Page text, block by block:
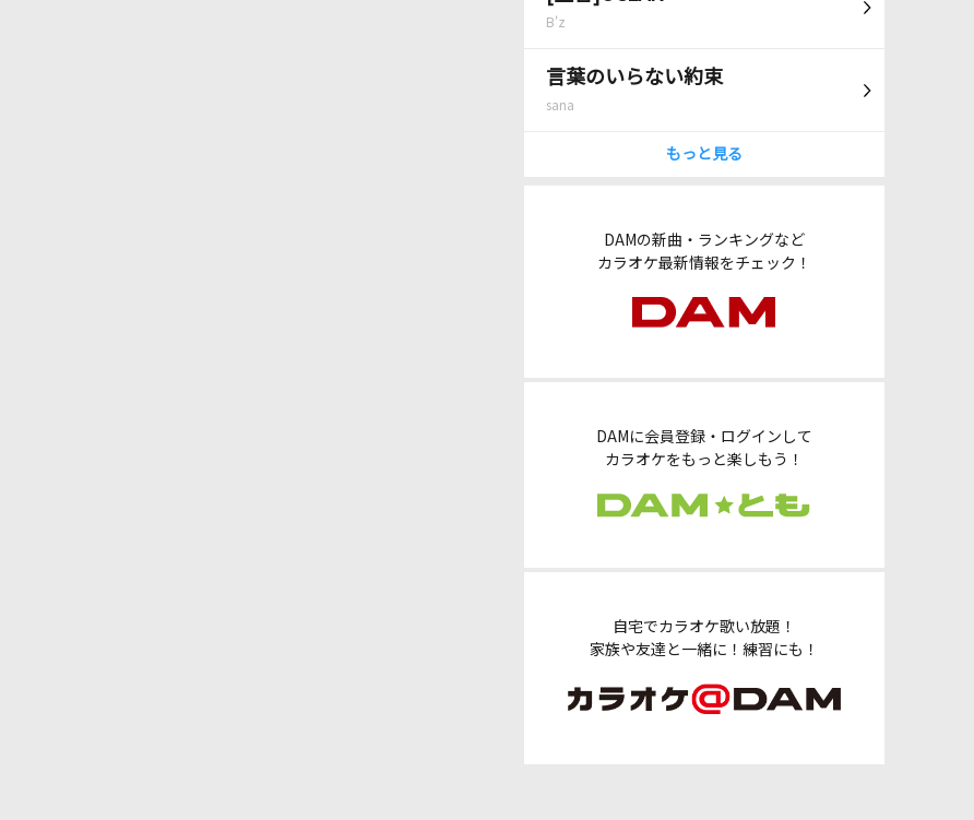
B'z
言葉のいらない約束
sana
もっと見る
DAMの新曲・ランキングなど
カラオケ最新情報をチェック！
DAMに会員登録・ログインして
カラオケをもっと楽しもう！
自宅でカラオケ歌い放題！
家族や友達と一緒に！練習にも！